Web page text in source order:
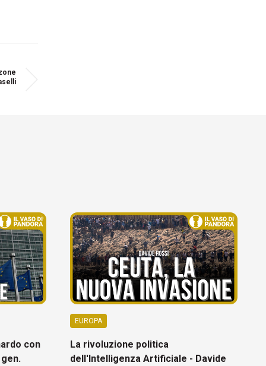
con
EUROPA
La rivoluzione politica
dell'Intelligenza Artificiale - Davide